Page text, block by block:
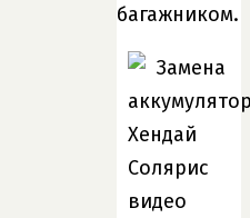
багажником.